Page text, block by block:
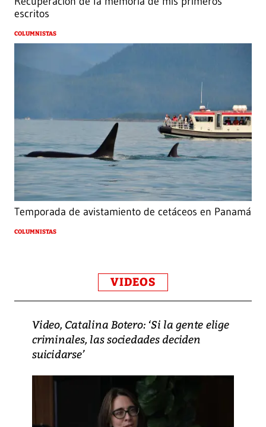
escritos
COLUMNISTAS
Temporada de avistamiento de cetáceos en Panamá
COLUMNISTAS
VIDEOS
Video, Catalina Botero: ‘Si la gente elige
criminales, las sociedades deciden
suicidarse’